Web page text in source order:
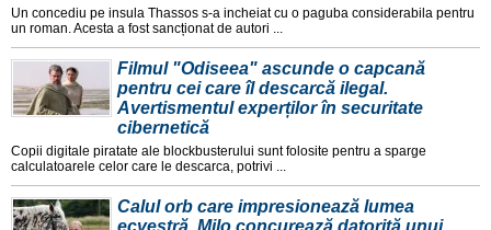
Un concediu pe insula Thassos s-a incheiat cu o paguba considerabila pentru
un roman. Acesta a fost sancționat de autori ...
Filmul "Odiseea" ascunde o capcană
pentru cei care îl descarcă ilegal.
Avertismentul experților în securitate
cibernetică
Copii digitale piratate ale blockbusterului sunt folosite pentru a sparge
calculatoarele celor care le descarca, potrivi ...
Calul orb care impresionează lumea
ecvestră. Milo concurează datorită unui